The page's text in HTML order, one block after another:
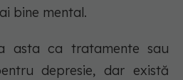
bine mental.
asta ca tratamente sau
depresie, dar există